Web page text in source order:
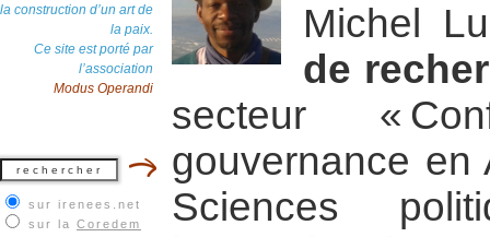
la construction d’un art de
la paix.
Ce site est porté par
l’association
Modus Operandi
sur irenees.net
sur la Coredem
Michel
de
secteur «
gouvernance en
Sciences